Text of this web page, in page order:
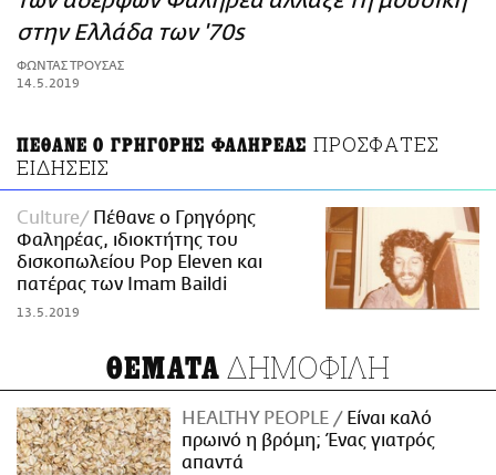
ΑΜΠΑ
PRINT
στην Ελλάδα των '70s
ΦΩΝΤΑΣ ΤΡΟΥΣΑΣ
14.5.2019
ΠΕΘΑΝΕ Ο ΓΡΗΓΟΡΗΣ ΦΑΛΗΡΕΑΣ ΠΡΟΣΦΑΤΕΣ
ΕΙΔΗΣΕΙΣ
Culture
Πέθανε ο Γρηγόρης
Φαληρέας, ιδιοκτήτης του
δισκοπωλείου Pop Eleven και
πατέρας των Imam Baildi
13.5.2019
ΘΕΜΑΤΑ ΔΗΜΟΦΙΛΗ
HEALTHY PEOPLE
Είναι καλό
πρωινό η βρόμη; Ένας γιατρός
απαντά